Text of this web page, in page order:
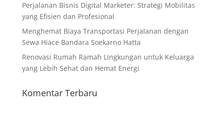
Perjalanan Bisnis Digital Marketer: Strategi Mobilitas
yang Efisien dan Profesional
Menghemat Biaya Transportasi Perjalanan dengan
Sewa Hiace Bandara Soekarno Hatta
Renovasi Rumah Ramah Lingkungan untuk Keluarga
yang Lebih Sehat dan Hemat Energi
Komentar Terbaru